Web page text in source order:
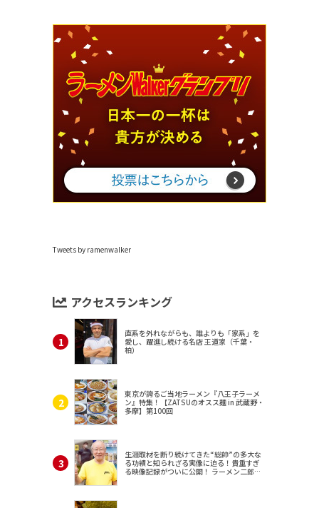
Tweets by ramenwalker
アクセスランキング
直系を外れながらも、誰よりも「家系」を
愛し、躍進し続ける名店 王道家（千葉・
柏）
東京が誇るご当地ラーメン『八王子ラーメ
ン』特集！【ZATSUのオスス麺 in 武蔵野・
多摩】第100回
生涯取材を断り続けてきた“総帥”の多大な
る功績と知られざる実像に迫る！貴重すぎ
る映像記録がついに公開！ ラーメン二郎